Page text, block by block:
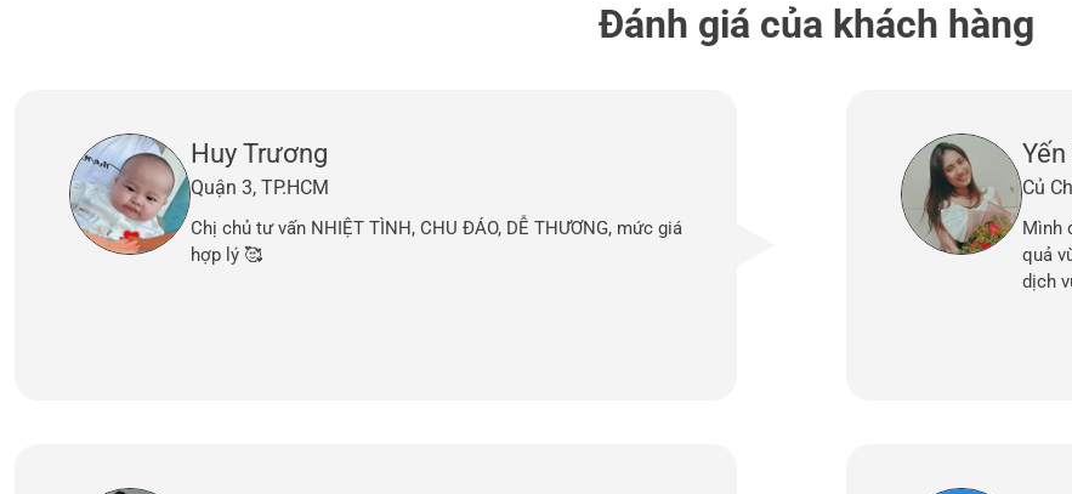
Đánh giá của khách hàng
Huy Trương
Quận 3, TP.HCM
Chị chủ tư vấn NHIỆT TÌNH, CHU ĐÁO, DỄ THƯƠNG, mức giá
hợp lý 🥰
Củ
Mình
quả
dịch